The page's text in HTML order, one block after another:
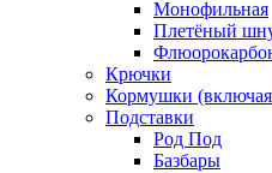
Монофильная
Плетёный
Крючки
Кормушки (включая
Подставки
Род Под
Базбары